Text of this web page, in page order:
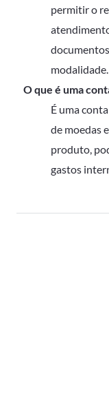
permitir o
modalidade.
O que é uma
É uma
de moedas
produto,
gastos